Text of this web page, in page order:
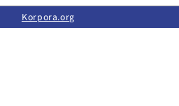
Feedback·Korpora.org
Korpora.org